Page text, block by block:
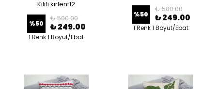
Kılıfı kırlent12
%50
₺ 500.00
₺ 249.00
1 Renk 1 Boyut/Ebat
%50
₺ 500.00
₺ 249.00
1 Renk 1 Boyut/Ebat